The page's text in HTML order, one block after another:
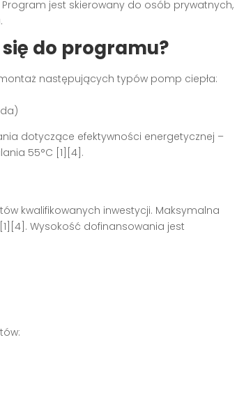
jest skierowany do osób prywatnych,
do programu?
następujących typów pomp ciepła:
dotyczące efektywności energetycznej –
55°C [1][4].
kwalifikowanych inwestycji. Maksymalna
Wysokość dofinansowania jest